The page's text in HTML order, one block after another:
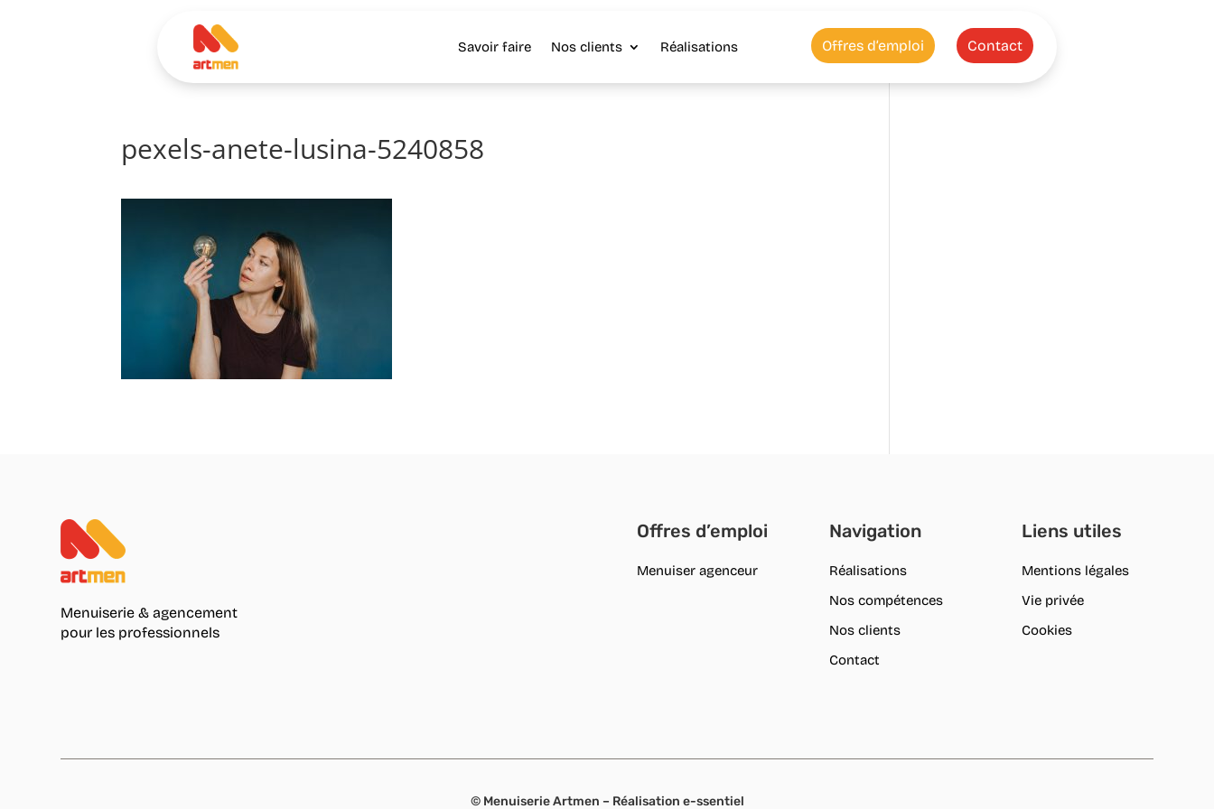
Savoir faire Nos clients Réalisations Offres d’emploi Contact
pexels-anete-lusina-5240858
Menuiserie & agencement
pour les professionnels
Offres d’emploi
Menuiser agenceur
Navigation
Réalisations
Nos compétences
Nos clients
Contact
Liens utiles
Mentions légales
Vie privée
Cookies
© Menuiserie Artmen – Réalisation e-ssentiel